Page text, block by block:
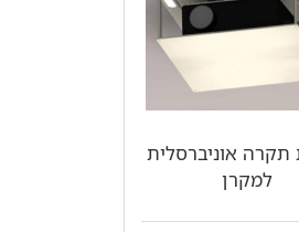
תקרה אוניברסלית
למקרן